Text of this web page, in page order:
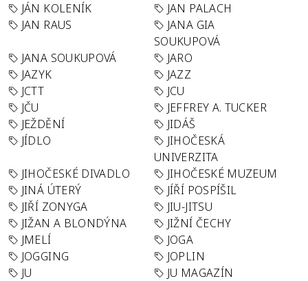
JÁN KOLENÍK
JAN PALACH
JAN RAUS
JANA GIA
SOUKUPOVÁ
JANA SOUKUPOVÁ
JARO
JAZYK
JAZZ
JCTT
JCU
JČU
JEFFREY A. TUCKER
JEŽDĚNÍ
JIDÁŠ
JÍDLO
JIHOČESKÁ
UNIVERZITA
JIHOČESKÉ DIVADLO
JIHOČESKÉ MUZEUM
JINÁ ÚTERÝ
JÍŘÍ POSPÍŠIL
JIŘÍ ZONYGA
JIU-JITSU
JIŽAN A BLONDÝNA
JIŽNÍ ČECHY
JMELÍ
JOGA
JOGGING
JOPLIN
JU
JU MAGAZÍN